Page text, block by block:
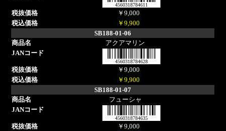
4560318784611
￥9,000
￥9,900
SB188-01-06
アクアマリン
4560318784628
￥9,000
￥9,900
SB188-01-07
フューシャ
4560318784635
￥9,000